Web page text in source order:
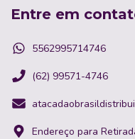
Entre em
5562995714746
(62) 99571-4746
Endereço para